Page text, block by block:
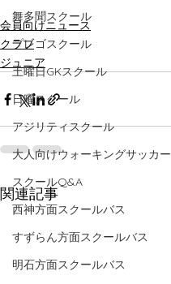
舞多聞スクール
プレゴスクール
土曜日GKスクール
日曜スクール
アジリティスクール
大人向けウォーキングサッカー
スクールQ&A
西神方面スクールバス
すずらん方面スクールバス
明石方面スクールバス
会員向けニュース
クラブ
ジュニア
関連記事